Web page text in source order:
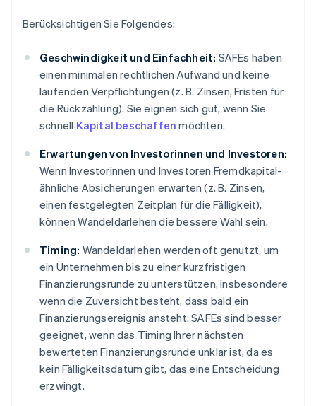
Berücksichtigen Sie Folgendes:
Geschwindigkeit und Einfachheit: SAFEs haben
einen minimalen rechtlichen Aufwand und keine
laufenden Verpflichtungen (z. B. Zinsen, Fristen für
die Rückzahlung). Sie eignen sich gut, wenn Sie
schnell Kapital beschaffen möchten.
Erwartungen von Investorinnen und Investoren:
Wenn Investorinnen und Investoren Fremdkapital-
ähnliche Absicherungen erwarten (z. B. Zinsen,
einen festgelegten Zeitplan für die Fälligkeit),
können Wandeldarlehen die bessere Wahl sein.
Timing: Wandeldarlehen werden oft genutzt, um
ein Unternehmen bis zu einer kurzfristigen
Finanzierungsrunde zu unterstützen, insbesondere
wenn die Zuversicht besteht, dass bald ein
Finanzierungsereignis ansteht. SAFEs sind besser
geeignet, wenn das Timing Ihrer nächsten
bewerteten Finanzierungsrunde unklar ist, da es
kein Fälligkeitsdatum gibt, das eine Entscheidung
erzwingt.